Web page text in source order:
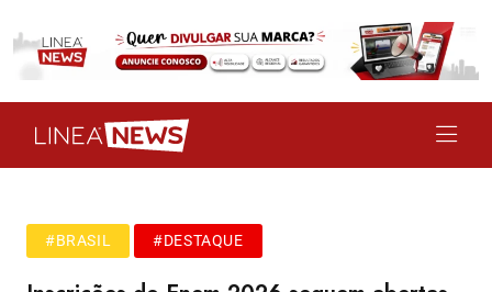
#BRASIL #DESTAQUE